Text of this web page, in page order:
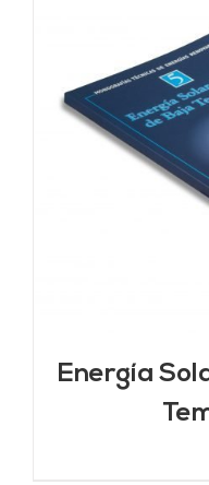
Energía